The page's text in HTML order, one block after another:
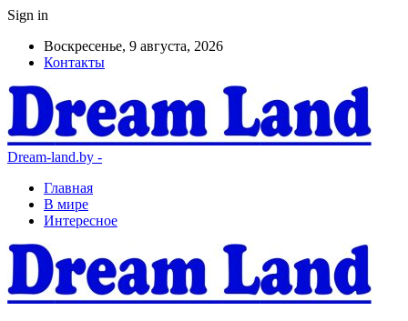
Sign in
Воскресенье, 9 августа, 2026
Контакты
Dream-land.by -
Главная
В мире
Интересное